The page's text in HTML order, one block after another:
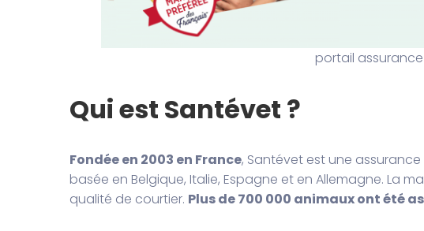
portail
Qui est Santévet ?
Fondée en 2003 en France, Santévet est une
basée en Belgique, Italie, Espagne et en Allemagne. La
qualité de courtier. Plus de 700 000 animaux ont été